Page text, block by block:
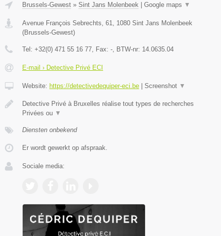
Brussels-Gewest » Sint Jans Molenbeek Google maps ▼
Avenue François Sebrechts, 61 1080 Sint Jans Molenbeek
(Brussels-Gewest)
Tel: +32(0) 471 55 16 77 , Fax: - , BTW-nr: 14.0635.04
E-mail › Detective Privé ECI
Website: https://detectivedequiper-eci.be Screenshot ▼
Detective Privé à Bruxelles réalise tout types de recherches
Privées ou ▼
Diensten onbekend
Er wordt gewerkt op afspraak.
Sociale media: